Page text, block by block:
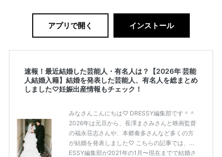
アプリで開く インストール
速報！最近結婚した芸能人・有名人は？【2026年 芸能
人結婚入籍】結婚を発表した芸能人、有名人を総まとめ
しました♡妊娠出産情報もチェック！
みなさんこんにちは♡ DRESSY編集部です＾＾
2026年は元旦から、長澤まさみさんと映画監督
の福永荘志さんや、本郷奏多さんなど多くの方
が結婚を発表しました♡ こちらの記事では、DR
ESSY編集部が2021年の1月〜現在までで結婚さ